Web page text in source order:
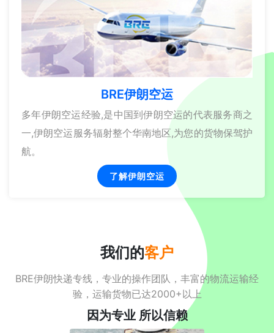
BRE伊朗空运
多年伊朗空运经验,是中国到伊朗空运的代表服务商之
一,伊朗空运服务辐射整个华南地区,为您的货物保驾护
航。
了解伊朗空运
我们的客户
BRE伊朗快递专线，专业的操作团队，丰富的物流运输经
验，运输货物已达2000+以上
因为专业 所以信赖